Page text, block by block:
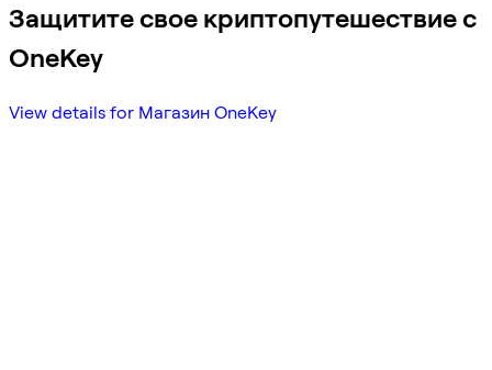
Защитите свое криптопутешествие с
OneKey
View details for Магазин OneKey